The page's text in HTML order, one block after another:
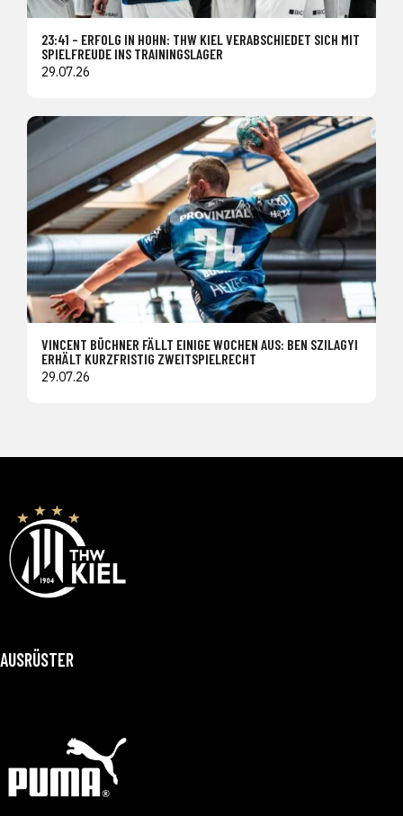
23:41 – ERFOLG IN HOHN: THW KIEL VERABSCHIEDET SICH MIT
SPIELFREUDE INS TRAININGSLAGER
29.07.26
VINCENT BÜCHNER FÄLLT EINIGE WOCHEN AUS: BEN SZILAGYI
ERHÄLT KURZFRISTIG ZWEITSPIELRECHT
29.07.26
AUSRÜSTER